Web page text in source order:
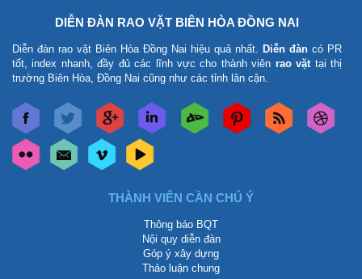
DIỄN ĐÀN RAO VẶT BIÊN HÒA ĐỒNG NAI
Diễn đàn rao vặt Biên Hòa Đồng Nai hiệu quả nhất. Diễn đàn có PR
tốt, index nhanh, đầy đủ các lĩnh vực cho thành viên rao vặt tại thị
trường Biên Hòa, Đồng Nai cũng như các tỉnh lân cận.
THÀNH VIÊN CẦN CHÚ Ý
Thông báo BQT
Nội quy diễn đàn
Góp ý xây dựng
Thảo luận chung